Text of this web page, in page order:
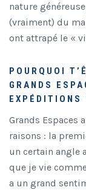
nature
(vraiment) du
ont attrapé le «
POURQUOI
GRANDS
EXPÉDITIONS
Grands
raisons : la
un certain angle
que je vie
a un grand